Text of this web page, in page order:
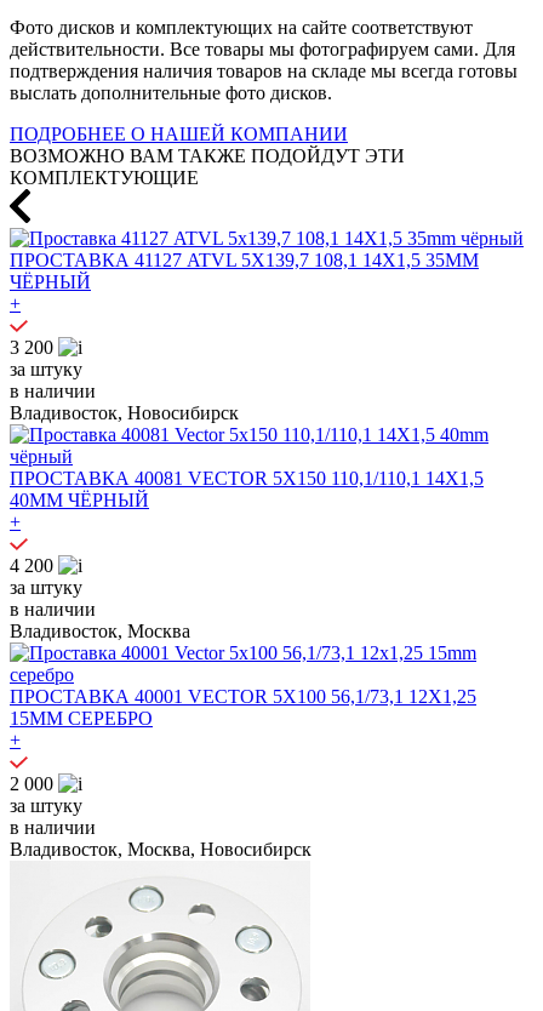
Фото дисков и комплектующих на сайте соответствуют
действительности. Все товары мы фотографируем сами. Для
подтверждения наличия товаров на складе мы всегда готовы
выслать дополнительные фото дисков.
ПОДРОБНЕЕ О НАШЕЙ КОМПАНИИ
ВОЗМОЖНО ВАМ ТАКЖЕ ПОДОЙДУТ ЭТИ
КОМПЛЕКТУЮЩИЕ
ПРОСТАВКА 41127 ATVL 5X139,7 108,1 14X1,5 35MM
ЧЁРНЫЙ
+
3 200
за штуку
в наличии
Владивосток, Новосибирск
ПРОСТАВКА 40081 VECTOR 5X150 110,1/110,1 14X1,5
40MM ЧЁРНЫЙ
+
4 200
за штуку
в наличии
Владивосток, Москва
ПРОСТАВКА 40001 VECTOR 5X100 56,1/73,1 12X1,25
15MM СЕРЕБРО
+
2 000
за штуку
в наличии
Владивосток, Москва, Новосибирск